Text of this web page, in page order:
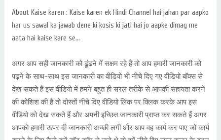
About Kaise karen : Kaise karen ek Hindi Channel hai jahan par aapko
har us sawal ka jawab dene ki kosis ki jati hai jo aapke dimag me
aata hai kaise kare se...
अगर आप सही जानकारी को ढूंढने में सक्षम रहे हैं तो आप हमारी जानकारी को
पढ़ने के साथ-साथ इस जानकारी का वीडियो भी नीचे दिए गए वीडियो बॉक्स से
देख सकते हैं इस वीडियो में हमने बहुत ही सरल तरीके से आपकी सहायता करने
की कोशिश की है तो दोस्तों नीचे दिए वीडियो लिंक पर क्लिक करके आप इस
वीडियो को देख सकते हैं और अपनी इच्छित जानकारी प्राप्त कर सकते हैं अगर
आपको हमारी ऊपर दी जानकारी अच्छी लगी और आप वह कार्य कर पाए जो कार्य